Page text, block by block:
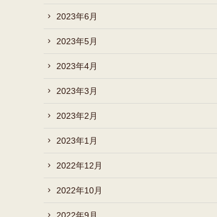
2023年6月
2023年5月
2023年4月
2023年3月
2023年2月
2023年1月
2022年12月
2022年10月
2022年9月